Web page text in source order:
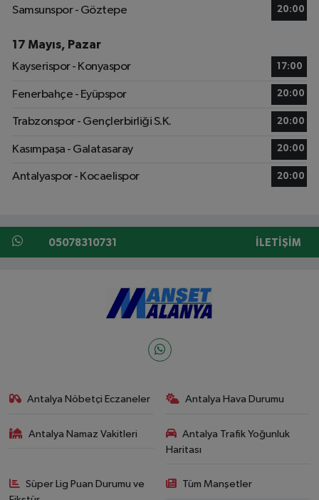
Samsunspor - Göztepe 20:00
17 Mayıs, Pazar
Kayserispor - Konyaspor
17:00
Fenerbahçe - Eyüpspor 20:00
Trabzonspor - Gençlerbirliği S.K. 20:00
Kasımpaşa - Galatasaray 20:00
Antalyaspor - Kocaelispor 20:00
05078310731 İLETIŞIM
Antalya Nöbetçi Eczaneler Antalya Hava Durumu
Antalya Namaz Vakitleri
Antalya Trafik Yoğunluk
Haritası
Süper Lig Puan Durumu ve
Tüm Manşetler